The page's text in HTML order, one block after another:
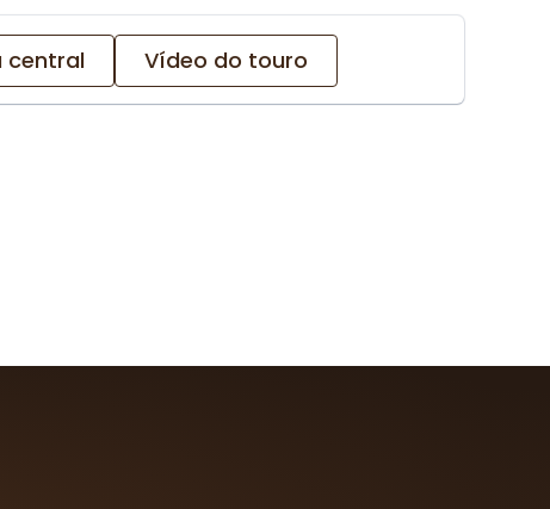
central Vídeo do touro